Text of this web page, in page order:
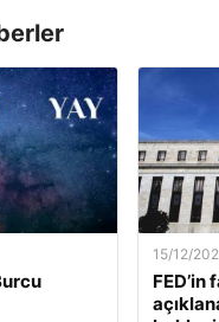
15/12/
FED’in